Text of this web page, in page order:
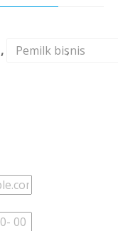
, Pemilk bisnis
,